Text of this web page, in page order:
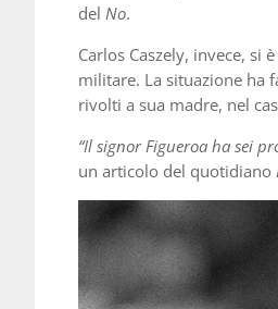
del No.
Carlos Caszely, invece, si
militare. La situazione ha
rivolti a sua madre, nel
“Il signor Figueroa ha sei
un articolo del quotidiano